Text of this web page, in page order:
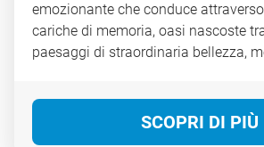
emozionante che conduce
cariche di memoria, oasi nascoste
paesaggi di straordinaria bellezza,
tradizione e cultura si fondono
il silenzio e l’immensità del deserto.
profumi speziati e atmosfere senza
SCOPRI DI PIÙ